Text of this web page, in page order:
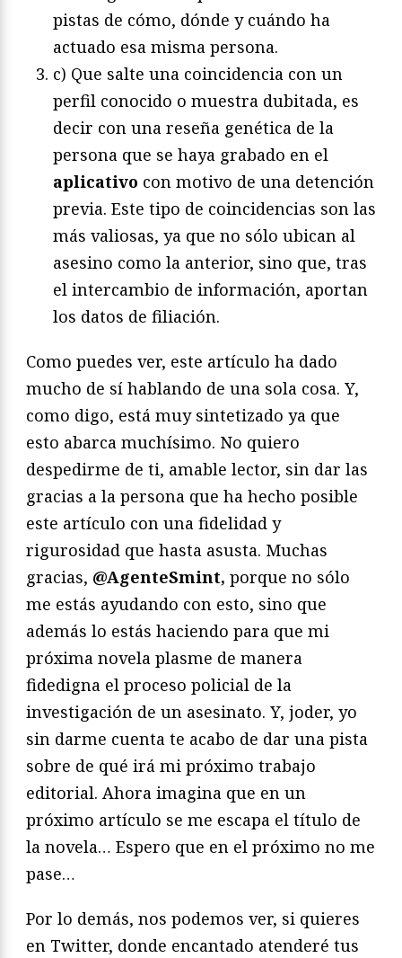
pistas de cómo, dónde y cuándo ha
actuado esa misma persona.
c) Que salte una coincidencia con un
perfil conocido o muestra dubitada, es
decir con una reseña genética de la
persona que se haya grabado en el
aplicativo con motivo de una detención
previa. Este tipo de coincidencias son las
más valiosas, ya que no sólo ubican al
asesino como la anterior, sino que, tras
el intercambio de información, aportan
los datos de filiación.
Como puedes ver, este artículo ha dado
mucho de sí hablando de una sola cosa. Y,
como digo, está muy sintetizado ya que
esto abarca muchísimo. No quiero
despedirme de ti, amable lector, sin dar las
gracias a la persona que ha hecho posible
este artículo con una fidelidad y
rigurosidad que hasta asusta. Muchas
gracias, @AgenteSmint, porque no sólo
me estás ayudando con esto, sino que
además lo estás haciendo para que mi
próxima novela plasme de manera
fidedigna el proceso policial de la
investigación de un asesinato. Y, joder, yo
sin darme cuenta te acabo de dar una pista
sobre de qué irá mi próximo trabajo
editorial. Ahora imagina que en un
próximo artículo se me escapa el título de
la novela… Espero que en el próximo no me
pase…
Por lo demás, nos podemos ver, si quieres
en Twitter, donde encantado atenderé tus